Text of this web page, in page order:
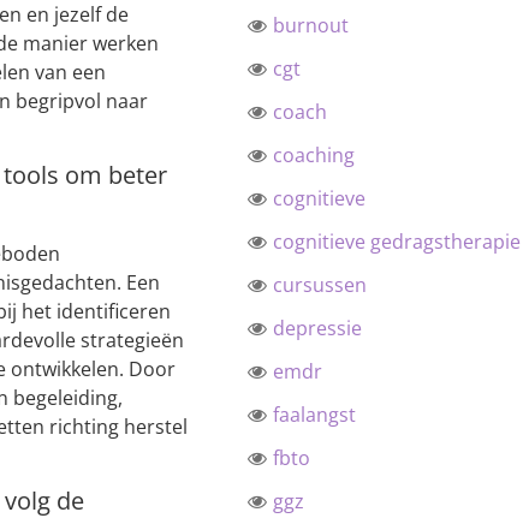
en jezelf de
manier werken
van een
begripvol naar
om beter
Een
het identificeren
strategieën
ontwikkelen. Door
begeleiding,
richting herstel
de
burnout
cgt
coach
coaching
cognitieve
cognitieve gedragstherapie
cursussen
depressie
emdr
faalangst
fbto
ggz